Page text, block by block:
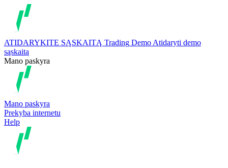
ATIDARYKITE SĄSKAITĄ Trading Demo Atidaryti demo
sąskaitą
Mano paskyra
Mano paskyra
Prekyba internetu
Help